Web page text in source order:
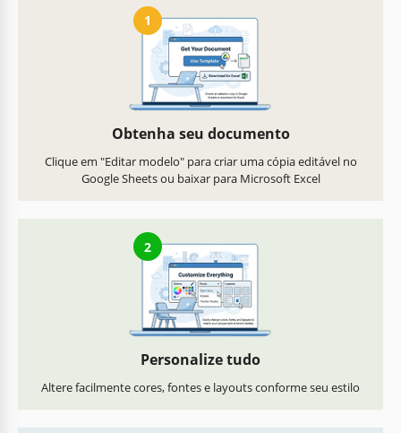
1
Obtenha seu documento
Clique em "Editar modelo" para criar uma cópia editável no
Google Sheets ou baixar para Microsoft Excel
2
Personalize tudo
Altere facilmente cores, fontes e layouts conforme seu estilo